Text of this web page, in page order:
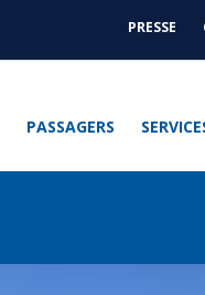
PRESSE
PRESSE
PASSAGERS